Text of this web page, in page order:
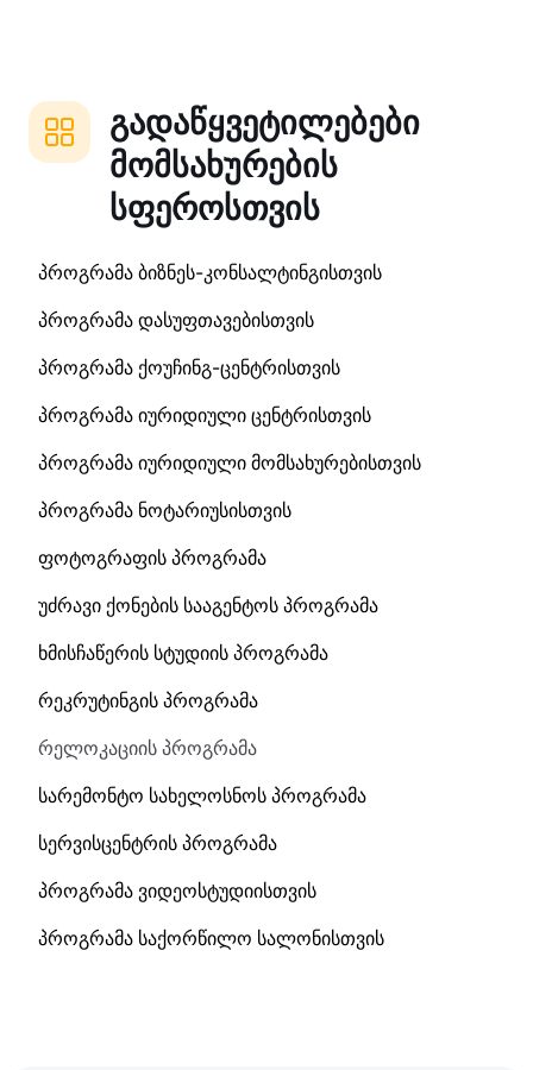
გადაწყვეტილებები
მომსახურების
სფეროსთვის
პროგრამა ბიზნეს-კონსალტინგისთვის
პროგრამა დასუფთავებისთვის
პროგრამა ქოუჩინგ-ცენტრისთვის
პროგრამა იურიდიული ცენტრისთვის
პროგრამა იურიდიული მომსახურებისთვის
პროგრამა ნოტარიუსისთვის
ფოტოგრაფის პროგრამა
უძრავი ქონების სააგენტოს პროგრამა
ხმისჩაწერის სტუდიის პროგრამა
რეკრუტინგის პროგრამა
რელოკაციის პროგრამა
სარემონტო სახელოსნოს პროგრამა
სერვისცენტრის პროგრამა
პროგრამა ვიდეოსტუდიისთვის
პროგრამა საქორწილო სალონისთვის